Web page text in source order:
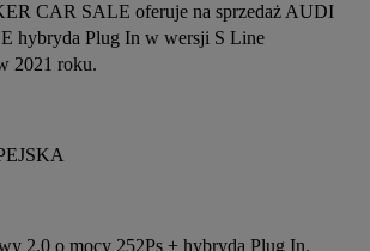
CAR SALE oferuje na sprzedaż AUDI
hybryda Plug In w wersji S Line
2021 roku.
2.0 o mocy 252Ps + hybryda Plug In,